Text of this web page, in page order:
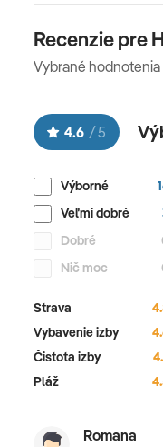
Recenzie pre
Vybrané hodnotenia
4.6 /5
Výborné
Veľmi dobré
Dobré
Nič moc
Strava
Vybavenie izby
Čistota izby
Pláž
Romana